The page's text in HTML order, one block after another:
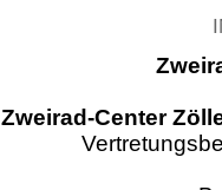
Zweirad-Center